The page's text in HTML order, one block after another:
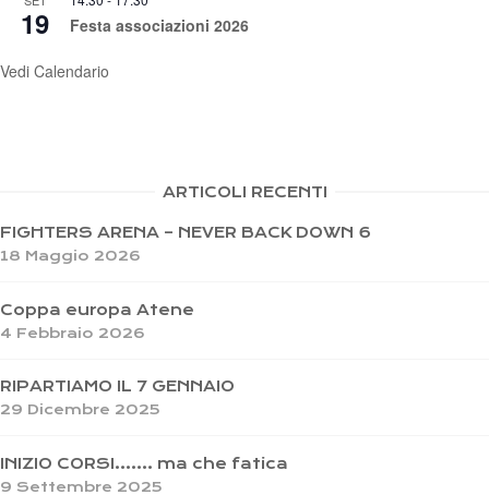
19 Festa associazioni 2026
Vedi Calendario
ARTICOLI RECENTI
FIGHTERS ARENA – NEVER BACK DOWN 6
18 Maggio 2026
Coppa europa Atene
4 Febbraio 2026
RIPARTIAMO IL 7 GENNAIO
29 Dicembre 2025
INIZIO CORSI……. ma che fatica
9 Settembre 2025